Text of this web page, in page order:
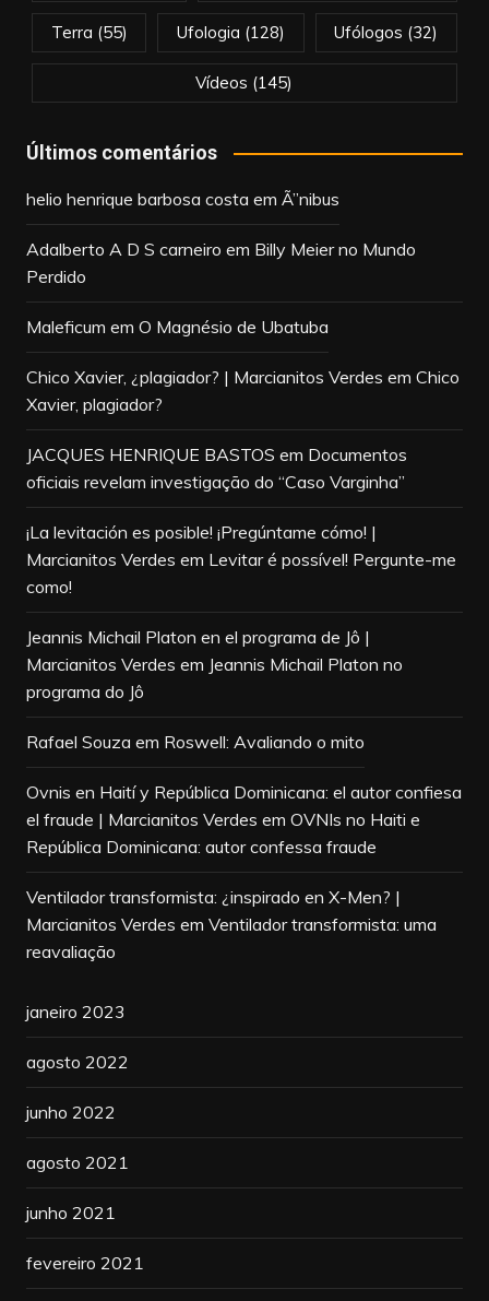
Terra (55) Ufologia (128) Ufólogos (32)
Vídeos (145)
Últimos comentários
helio henrique barbosa costa em Ã”nibus
Adalberto A D S carneiro em Billy Meier no Mundo
Perdido
Maleficum em O Magnésio de Ubatuba
Chico Xavier, ¿plagiador? | Marcianitos Verdes em Chico
Xavier, plagiador?
JACQUES HENRIQUE BASTOS em Documentos
oficiais revelam investigação do “Caso Varginha”
¡La levitación es posible! ¡Pregúntame cómo! |
Marcianitos Verdes em Levitar é possível! Pergunte-me
como!
Jeannis Michail Platon en el programa de Jô |
Marcianitos Verdes em Jeannis Michail Platon no
programa do Jô
Rafael Souza em Roswell: Avaliando o mito
Ovnis en Haití y República Dominicana: el autor confiesa
el fraude | Marcianitos Verdes em OVNIs no Haiti e
República Dominicana: autor confessa fraude
Ventilador transformista: ¿inspirado en X-Men? |
Marcianitos Verdes em Ventilador transformista: uma
reavaliação
janeiro 2023
agosto 2022
junho 2022
agosto 2021
junho 2021
fevereiro 2021